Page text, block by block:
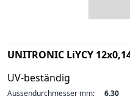
UNITRONIC LiYCY
UV-beständig
Aussendurchmesser mm:
6.30